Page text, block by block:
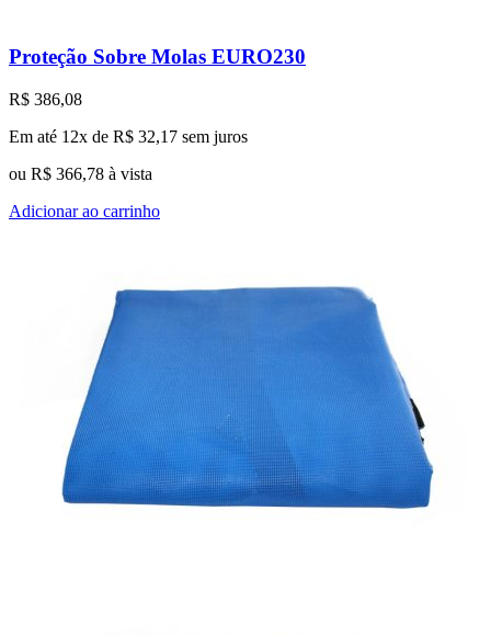
Proteção Sobre Molas EURO230
R$ 386,08
Em até 12x de R$ 32,17 sem juros
ou R$ 366,78 à vista
Adicionar ao carrinho